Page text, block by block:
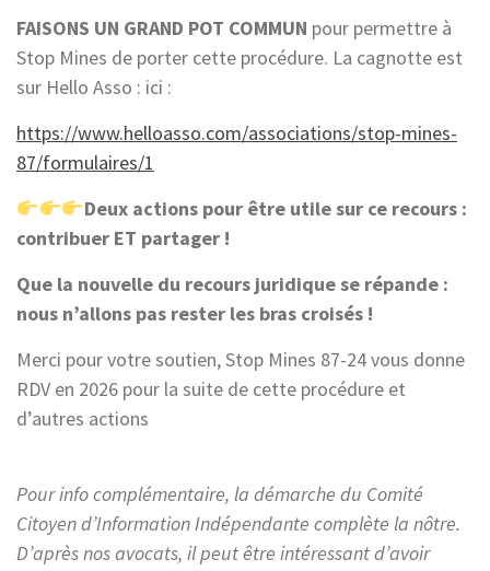
FAISONS UN GRAND POT COMMUN pour permettre à
Stop Mines de porter cette procédure. La cagnotte est
sur Hello Asso : ici :
https://www.helloasso.com/associations/stop-mines-
87/formulaires/1
Deux actions pour être utile sur ce recours :
contribuer ET partager !
Que la nouvelle du recours juridique se répande :
nous n’allons pas rester les bras croisés !
Merci pour votre soutien, Stop Mines 87-24 vous donne
RDV en 2026 pour la suite de cette procédure et
d’autres actions
Pour info complémentaire, la démarche du Comité
Citoyen d’Information Indépendante complète la nôtre.
D’après nos avocats, il peut être intéressant d’avoir